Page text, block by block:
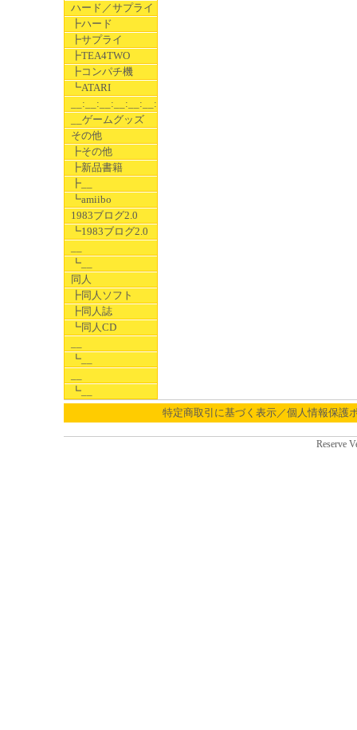
ハード／サプライ
┣ハード
┣サプライ
┣TEA4TWO
┣コンパチ機
┗ATARI
__:__:__:__:__:__:__
__ゲームグッズ
その他
┣その他
┣新品書籍
┣__
┗amiibo
1983ブログ2.0
┗1983ブログ2.0
┗__
同人
┣同人ソフト
┣同人誌
┗同人CD
┗__
┗__
特定商取引に基づく表示／個人情報保護
Reserve